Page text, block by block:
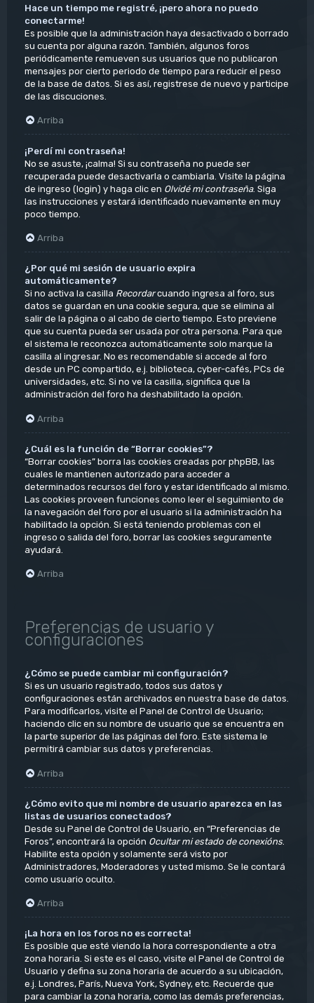
Hace un tiempo me registré, ¡pero ahora no puedo
conectarme!
Es posible que la administración haya desactivado o borrado
su cuenta por alguna razón. También, algunos foros
periódicamente remueven sus usuarios que no publicaron
mensajes por cierto periodo de tiempo para reducir el peso
de la base de datos. Si es así, registrese de nuevo y participe
de las discuciones.
Arriba
¡Perdí mi contraseña!
No se asuste, ¡calma! Si su contraseña no puede ser
recuperada puede desactivarla o cambiarla. Visite la página
de ingreso (login) y haga clic en Olvidé mi contraseña. Siga
las instrucciones y estará identificado nuevamente en muy
poco tiempo.
Arriba
¿Por qué mi sesión de usuario expira
automáticamente?
Si no activa la casilla Recordarcuando ingresa al foro, sus
datos se guardan en una cookie segura, que se elimina al
salir de la página o al cabo de cierto tiempo. Esto previene
que su cuenta pueda ser usada por otra persona. Para que
el sistema le reconozca automáticamente solo marque la
casilla al ingresar. No es recomendable si accede al foro
desde un PC compartido, e.j. biblioteca, cyber-cafés, PCs de
universidades, etc. Si no ve la casilla, significa que la
administración del foro ha deshabilitado la opción.
Arriba
¿Cuál es la función de “Borrar cookies”?
“Borrar cookies” borra las cookies creadas por phpBB, las
cuales le mantienen autorizado para acceder a
determinados recursos del foro y estar identificado al mismo.
Las cookies proveen funciones como leer el seguimiento de
la navegación del foro por el usuario si la administración ha
habilitado la opción. Si está teniendo problemas con el
ingreso o salida del foro, borrar las cookies seguramente
ayudará.
Arriba
Preferencias de usuario y
configuraciones
¿Cómo se puede cambiar mi configuración?
Si es un usuario registrado, todos sus datos y
configuraciones están archivados en nuestra base de datos.
Para modificarlos, visite el Panel de Control de Usuario;
haciendo clic en su nombre de usuario que se encuentra en
la parte superior de las páginas del foro. Este sistema le
permitirá cambiar sus datos y preferencias.
Arriba
¿Cómo evito que mi nombre de usuario aparezca en las
listas de usuarios conectados?
Desde su Panel de Control de Usuario, en “Preferencias de
Foros”, encontrará la opción Ocultar mi estado de conexións.
Habilite esta opción y solamente será visto por
Administradores, Moderadores y usted mismo. Se le contará
como usuario oculto.
Arriba
¡La hora en los foros no es correcta!
Es posible que esté viendo la hora correspondiente a otra
zona horaria. Si este es el caso, visite el Panel de Control de
Usuario y defina su zona horaria de acuerdo a su ubicación,
e.j. Londres, París, Nueva York, Sydney, etc. Recuerde que
para cambiar la zona horaria, como las demás preferencias,